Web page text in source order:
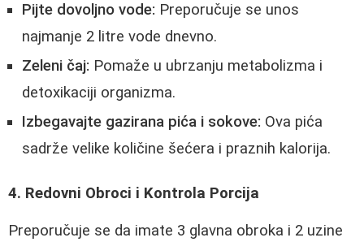
Pijte dovoljno vode: Preporučuje se unos
najmanje 2 litre vode dnevno.
Zeleni čaj: Pomaže u ubrzanju metabolizma i
detoxikaciji organizma.
Izbegavajte gazirana pića i sokove: Ova pića
sadrže velike količine šećera i praznih kalorija.
4. Redovni Obroci i Kontrola Porcija
Preporučuje se da imate 3 glavna obroka i 2 uzine